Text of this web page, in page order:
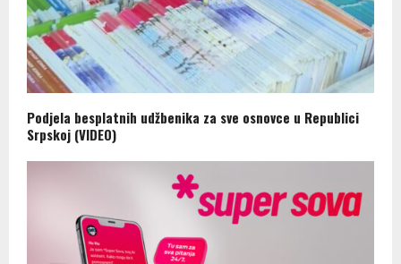
Podjela besplatnih udžbenika za sve osnovce u Republici
Srpskoj (VIDEO)